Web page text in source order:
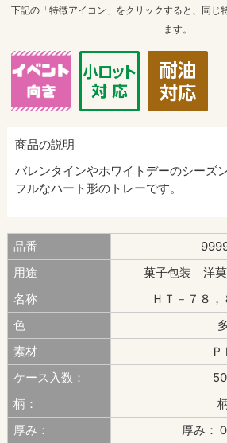
下記の「特徴アイコン」をクリックすると、同じ
ます。
商品の説明
バレンタインやホワイトデーのシーズ
フルなハート形のトレーです。
品番
用途
菓子包装＿洋
名称
ＨＴ－７８
色
素材
Ｐ
ケース入数：
柄：
厚み：
厚み：